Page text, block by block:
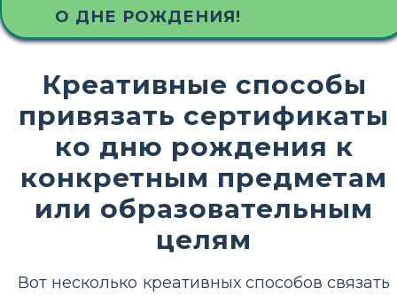
О ДНЕ РОЖДЕНИЯ!
Креативные способы
привязать сертификаты
ко дню рождения к
конкретным предметам
или образовательным
целям
Вот несколько креативных способов связать